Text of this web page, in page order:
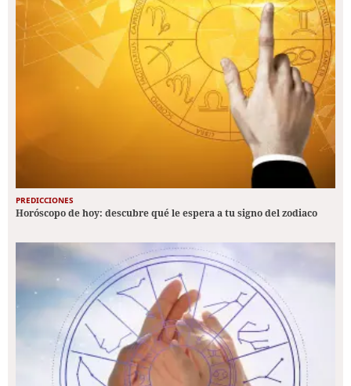
PREDICCIONES
Horóscopo de hoy: descubre qué le espera a tu signo del zodiaco